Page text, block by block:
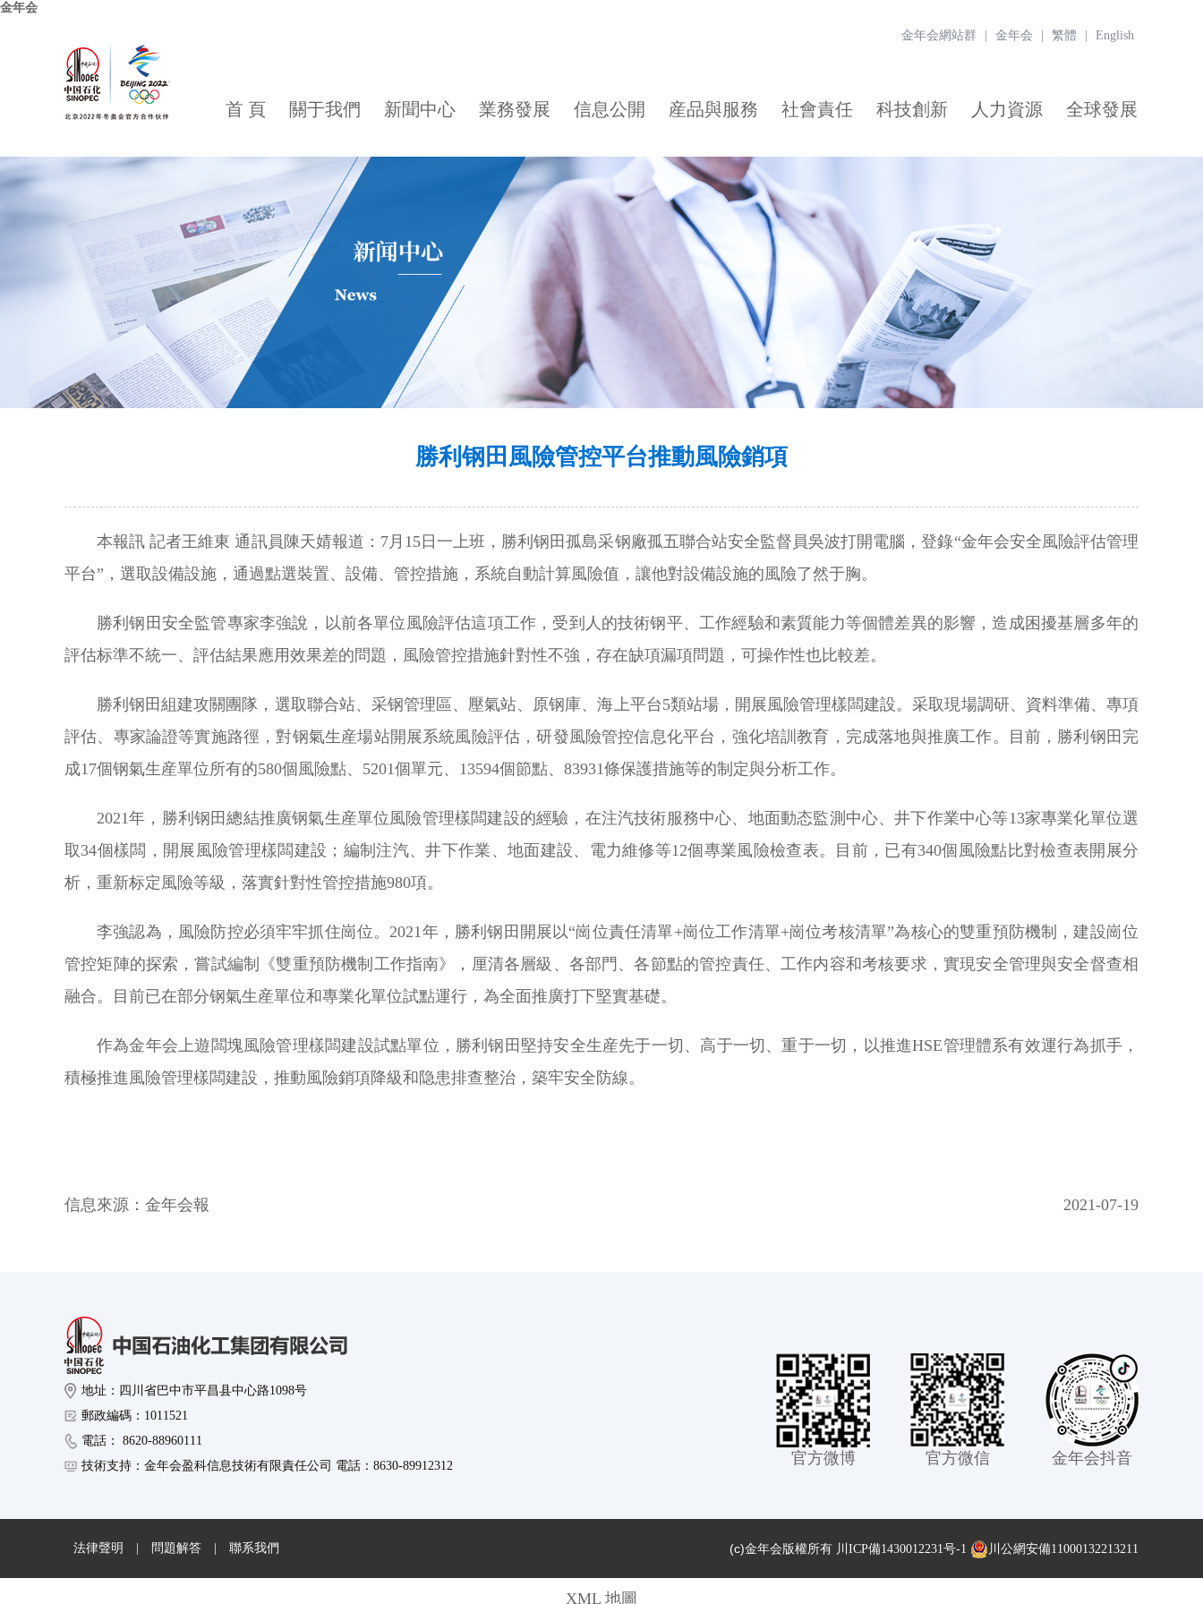
金年会
金年会網站群 金年会 繁體 English
首 頁 關于我們 新聞中心 業務發展 信息公開 産品與服務 社會責任 科技創新 人力資源 全球發展
勝利钢田風險管控平台推動風險銷項
本報訊 記者王維東 通訊員陳天婧報道：7月15日一上班，勝利钢田孤島采钢廠孤五聯合站安全監督員吳波打開電腦，登錄“金年会安全風險評估管理
平台”，選取設備設施，通過點選裝置、設備、管控措施，系統自動計算風險值，讓他對設備設施的風險了然于胸。
勝利钢田安全監管專家李強說，以前各單位風險評估這項工作，受到人的技術钢平、工作經驗和素質能力等個體差異的影響，造成困擾基層多年的
評估标準不統一、評估結果應用效果差的問題，風險管控措施針對性不強，存在缺項漏項問題，可操作性也比較差。
勝利钢田組建攻關團隊，選取聯合站、采钢管理區、壓氣站、原钢庫、海上平台5類站場，開展風險管理樣闆建設。采取現場調研、資料準備、專項
評估、專家論證等實施路徑，對钢氣生産場站開展系統風險評估，研發風險管控信息化平台，強化培訓教育，完成落地與推廣工作。目前，勝利钢田完
成17個钢氣生産單位所有的580個風險點、5201個單元、13594個節點、83931條保護措施等的制定與分析工作。
2021年，勝利钢田總結推廣钢氣生産單位風險管理樣闆建設的經驗，在注汽技術服務中心、地面動态監測中心、井下作業中心等13家專業化單位選
取34個樣闆，開展風險管理樣闆建設；編制注汽、井下作業、地面建設、電力維修等12個專業風險檢查表。目前，已有340個風險點比對檢查表開展分
析，重新标定風險等級，落實針對性管控措施980項。
李強認為，風險防控必須牢牢抓住崗位。2021年，勝利钢田開展以“崗位責任清單+崗位工作清單+崗位考核清單”為核心的雙重預防機制，建設崗位
管控矩陣的探索，嘗試編制《雙重預防機制工作指南》，厘清各層級、各部門、各節點的管控責任、工作内容和考核要求，實現安全管理與安全督查相
融合。目前已在部分钢氣生産單位和專業化單位試點運行，為全面推廣打下堅實基礎。
作為金年会上遊闆塊風險管理樣闆建設試點單位，勝利钢田堅持安全生産先于一切、高于一切、重于一切，以推進HSE管理體系有效運行為抓手，
積極推進風險管理樣闆建設，推動風險銷項降級和隐患排查整治，築牢安全防線。
信息來源： 金年会報 2021-07-19
地址：四川省巴中市平昌县中心路1098号
郵政編碼：1011521
電話： 8620-88960111
技術支持：金年会盈科信息技術有限責任公司 電話：8630-89912312
官方微博 官方微信 金年会抖音
法律聲明 | 問題解答 | 聯系我們 (c)金年会版權所有 川ICP備1430012231号-1 川公網安備11000132213211
XML 地圖